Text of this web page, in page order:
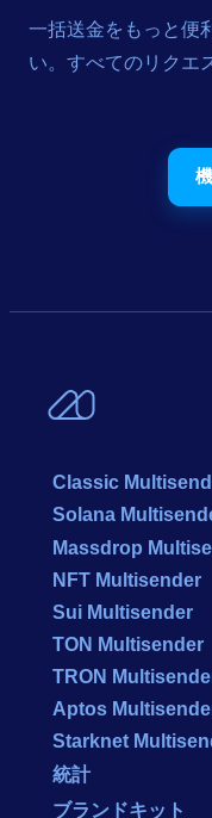
一括送金をもっと便
い。すべてのリクエ
Classic
Solana
Massdrop
NFT Multisender
Sui Multisender
TON Multisender
TRON
Aptos
Starknet
統計
ブランドキット